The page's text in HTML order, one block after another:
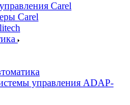
Carel
Carel
управления ADAP-